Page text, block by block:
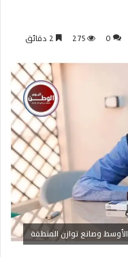
0
275
وصانع توازن المنطقة